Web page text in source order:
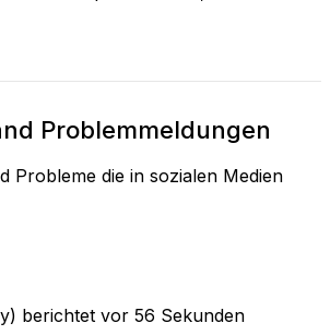
Problemmeldungen
Probleme die in sozialen Medien
berichtet vor 56 Sekunden